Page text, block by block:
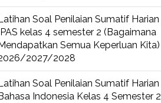
Soal Penilaian Sumatif Harian
kelas 4 semester 2 (Bagaimana
Semua Keperluan Kita)
2027/2028
Soal Penilaian Sumatif Harian
Indonesia Kelas 4 Semester 2